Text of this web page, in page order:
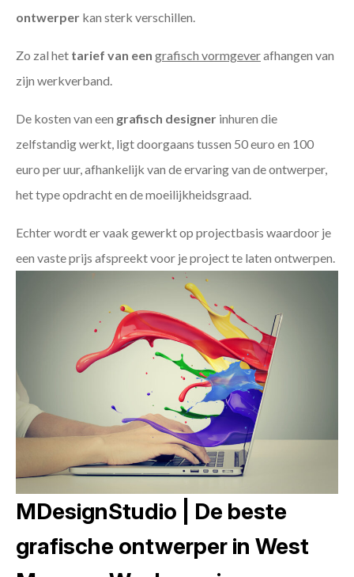
ontwerper kan sterk verschillen.
Zo zal het tarief van een grafisch vormgeverafhangen van
zijn werkverband.
De kosten van een grafisch designer inhuren die
zelfstandig werkt, ligt doorgaans tussen 50 euro en 100
euro per uur, afhankelijk van de ervaring van de ontwerper,
het type opdracht en de moeilijkheidsgraad.
Echter wordt er vaak gewerkt op projectbasis waardoor je
een vaste prijs afspreekt voor je project te laten ontwerpen.
MDesignStudio | De beste
grafische ontwerper in West